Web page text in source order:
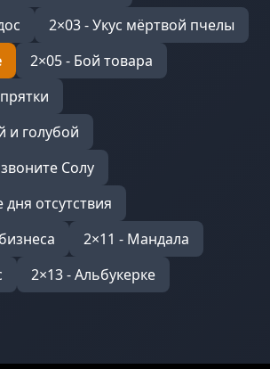
2×03 - Укус мёртвой пчелы
2×05 - Бой товара
и голубой
Солу
отсутствия
2×11 - Мандала
2×13 - Альбукерке